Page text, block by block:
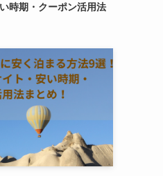
時期・クーポン活用法